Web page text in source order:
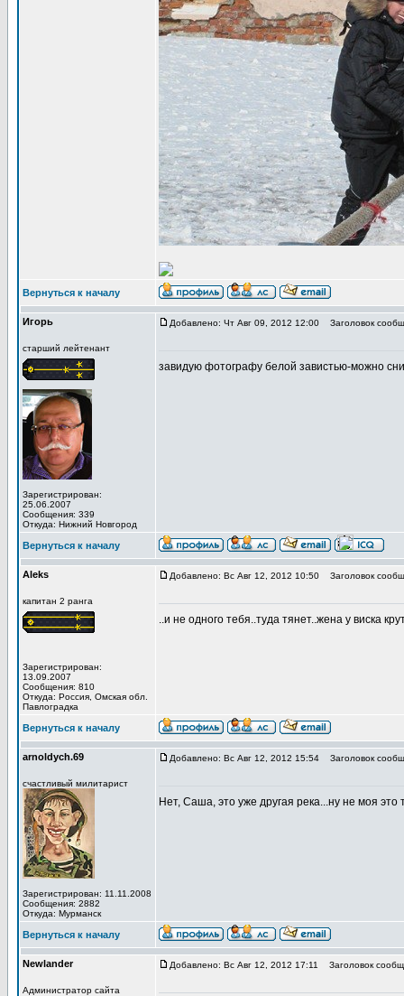
Вернуться к началу
Игорь
старший лейтенант
Зарегистрирован:
25.06.2007
Сообщения: 339
Откуда: Нижний Новгород
Добавлено: Чт Авг 09, 2012 12:00 Заголовок
завидую фотографу белой завистью-можно
Вернуться к началу
Aleks
капитан 2 ранга
Зарегистрирован:
13.09.2007
Сообщения: 810
Откуда: Роcсия, Омская обл.
Павлоградка
Добавлено: Вс Авг 12, 2012 10:50 Заголовок
..и не одного тебя..туда тянет..жена у виска
Вернуться к началу
arnoldych.69
счастливый милитарист
Зарегистрирован: 11.11.2008
Сообщения: 2882
Откуда: Мурманск
Добавлено: Вс Авг 12, 2012 15:54 Заголовок
Нет, Саша, это уже другая река...ну не моя это
Вернуться к началу
Newlander
Администратор сайта
Добавлено: Вс Авг 12, 2012 17:11 Заголовок